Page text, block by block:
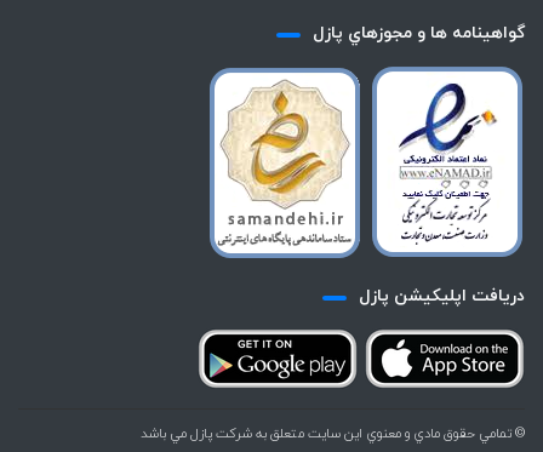
گواهينامه ها و مجوزهاي پازل
دريافت اپليكيشن پازل
© تمامي حقوق مادي و معنوي اين سايت متعلق به شركت پازل مي باشد